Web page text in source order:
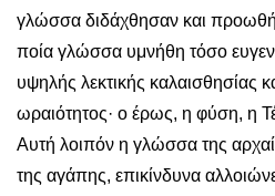
γλώσσα διδάχθησαν και
ποία γλώσσα υμνήθη τόσο
υψηλής λεκτικής καλαισθησίας
ωραιότητος· ο έρως, η φύση, η
Αυτή λοιπόν η γλώσσα της
της αγάπης, επικίνδυνα